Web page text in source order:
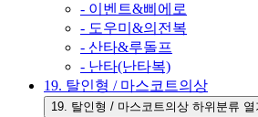
- 이벤트&삐에로
- 도우미&의전복
- 산타&루돌프
- 난타(난타복)
19. 탈인형 / 마스코트의상
19. 탈인형 / 마스코트의상 하위분류 열